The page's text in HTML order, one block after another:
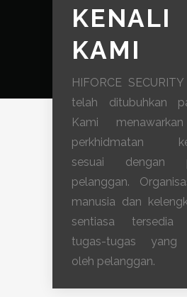
KENALI
KAMI
HIFORCE
telah ditubuhkan
Kami
perkhidmatan
sesuai dengan
pelanggan.
manusia dan
sentiasa tersedia
tugas-tugas yang
oleh pelanggan.